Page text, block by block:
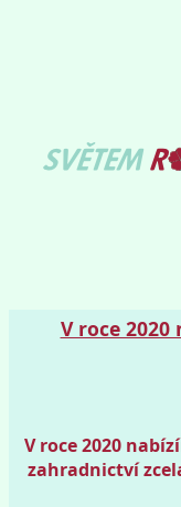
V roce
V roce 2020
zahradnictví